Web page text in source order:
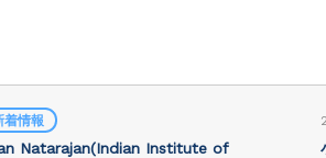
着情報
Natarajan(Indian Institute of